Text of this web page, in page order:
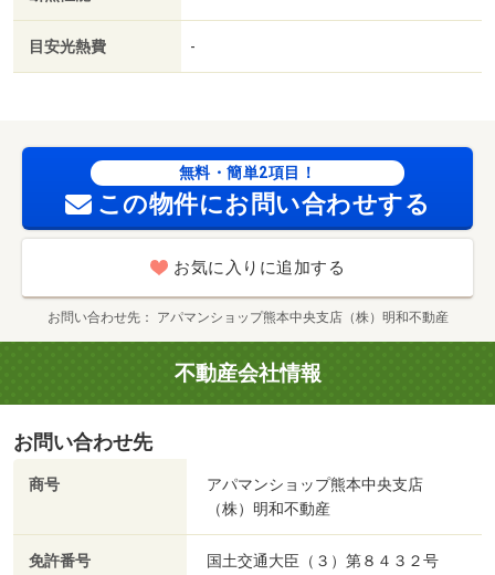
ト使用料不要／浴室１坪以上／セキュリティ会社加入済／
プロパンガス／ＢＳ／礼金２ヶ月／保証会社利用可／イオ
ン大津（ショッピングセンター）まで６６１ｍ／肥後大津
／鮮ど市場大津店（スーパー）まで１２３８ｍ／セブンイ
レブン（コンビニ）まで１６４６ｍ/賃貸戸数:21戸
目安光熱費 -
無料・簡単2項目！
この物件にお問い合わせする
お気に入りに追加する
お問い合わせ先 アパマンショップ熊本中央支店（株）明和不動産
不動産会社情報
お問い合わせ先
商号
アパマンショップ熊本中央支店
（株）明和不動産
免許番号 国土交通大臣（３）第８４３２号